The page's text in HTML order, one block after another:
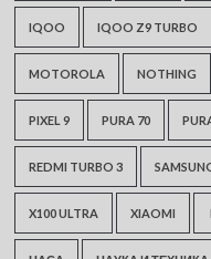
IQOO IQOO Z9 TURBO
MOTOROLA NOTHING
PIXEL 9 PURA 70
REDMI TURBO 3
X100 ULTRA XIAOMI